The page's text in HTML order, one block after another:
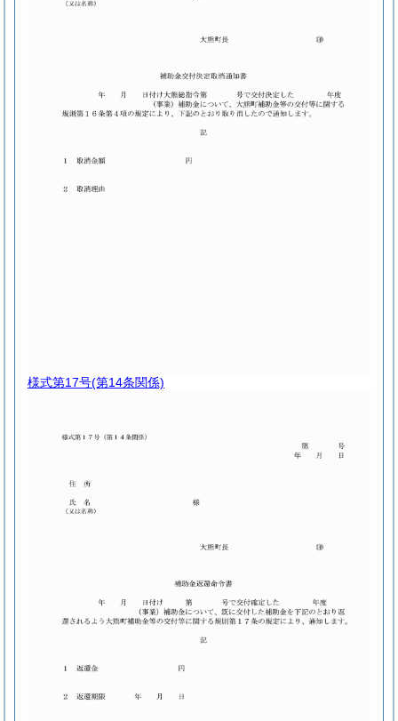
様式第17号(第14条関係)